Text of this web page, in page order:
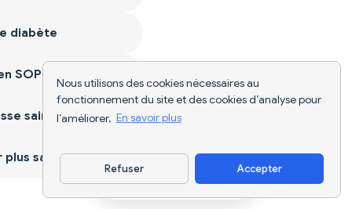
Nous utilisons des cookies nécessaires au
fonctionnement du site et des cookies d’analyse pour
l’améliorer. En savoir plus
Refuser Accepter
Télécharger l'appli
diabète
SOPK
saine
sain